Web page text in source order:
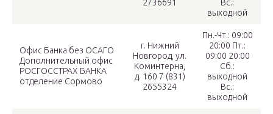
2736691
Вс.:
выходной
Офис Банка без ОСАГО
Дополнительный офис
РОСГОССТРАХ БАНКА
отделение Сормово
г. Нижний
Новгород, ул.
Коминтерна,
д. 160 7 (831)
2655324
Пн.-Чт.: 09:00
20:00 Пт.:
09:00 20:00
Сб.:
выходной
Вс.:
выходной